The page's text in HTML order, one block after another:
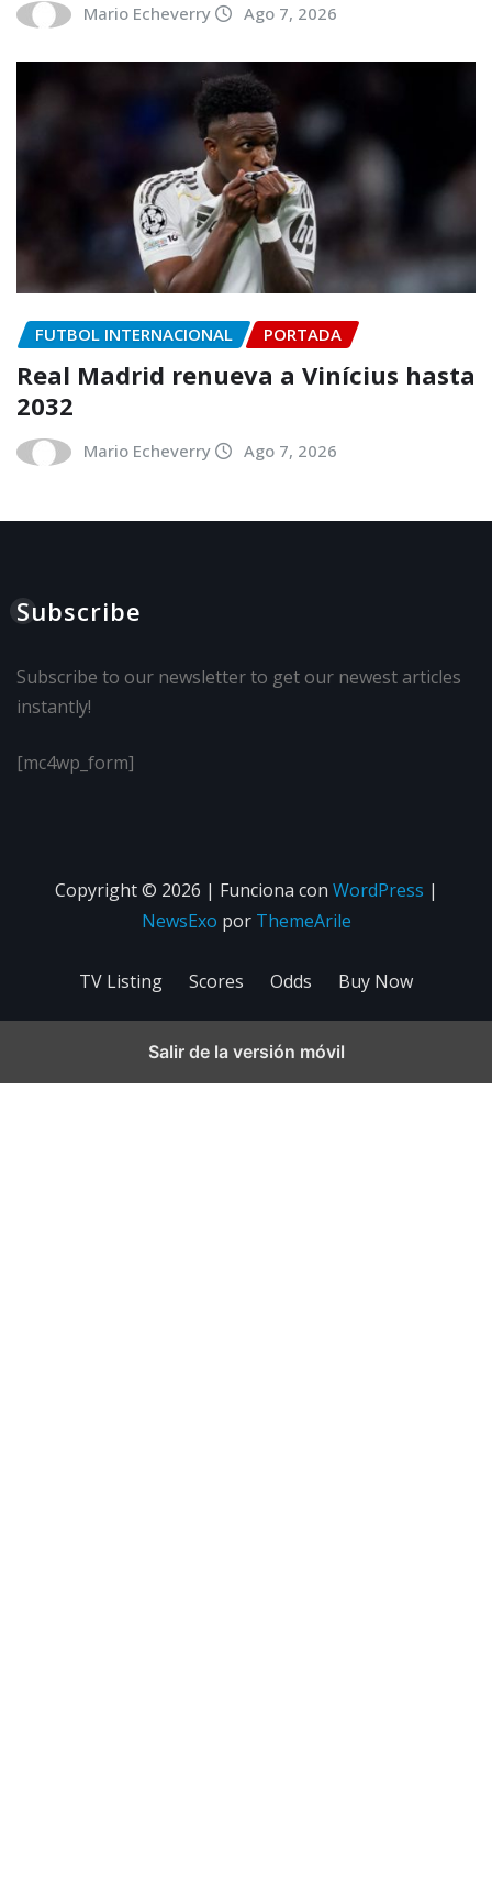
Mario Echeverry Ago 7, 2026
FUTBOL INTERNACIONAL PORTADA
Real Madrid renueva a Vinícius hasta
2032
Mario Echeverry Ago 7, 2026
Subscribe
Subscribe to our newsletter to get our newest articles
instantly!
[mc4wp_form]
Copyright © 2026 | Funciona con WordPress |
NewsExo por ThemeArile
TV Listing Scores Odds Buy Now
Salir de la versión móvil